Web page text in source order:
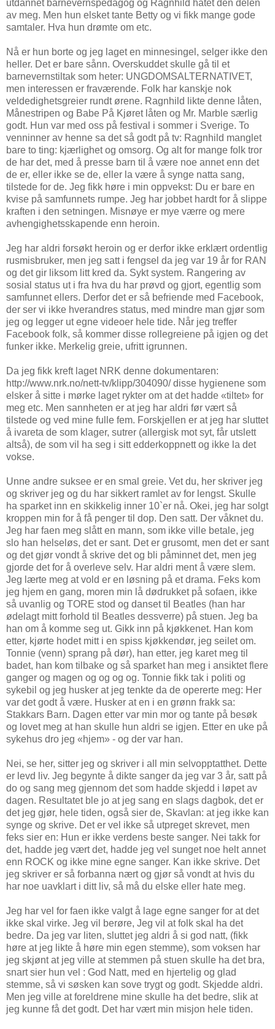
utdannet barnevernspedagog og Ragnhild hatet den delen
av meg. Men hun elsket tante Betty og vi fikk mange gode
samtaler. Hva hun drømte om etc.
Nå er hun borte og jeg laget en minnesingel, selger ikke den
heller. Det er bare sånn. Overskuddet skulle gå til et
barnevernstiltak som heter: UNGDOMSALTERNATIVET,
men interessen er fraværende. Folk har kanskje nok
veldedighetsgreier rundt ørene. Ragnhild likte denne låten,
Månestripen og Babe På Kjøret låten og Mr. Marble særlig
godt. Hun var med oss på festival i sommer i Sverige. To
venninner av henne sa det så godt på tv: Ragnhild manglet
bare to ting: kjærlighet og omsorg. Og alt for mange folk tror
de har det, med å presse barn til å være noe annet enn det
de er, eller ikke se de, eller la være å synge natta sang,
tilstede for de. Jeg fikk høre i min oppvekst: Du er bare en
kvise på samfunnets rumpe. Jeg har jobbet hardt for å slippe
kraften i den setningen. Misnøye er mye værre og mere
avhengighetsskapende enn heroin.
Jeg har aldri forsøkt heroin og er derfor ikke erklært ordentlig
rusmisbruker, men jeg satt i fengsel da jeg var 19 år for RAN
og det gir liksom litt kred da. Sykt system. Rangering av
sosial status ut i fra hva du har prøvd og gjort, egentlig som
samfunnet ellers. Derfor det er så befriende med Facebook,
der ser vi ikke hverandres status, med mindre man gjør som
jeg og legger ut egne videoer hele tide. Når jeg treffer
Facebook folk, så kommer disse rollegreiene på igjen og det
funker ikke. Merkelig greie, ufritt igrunnen.
Da jeg fikk kreft laget NRK denne dokumentaren:
http://www.nrk.no/nett-tv/klipp/304090/ disse hygienene som
elsker å sitte i mørke laget rykter om at det hadde «tiltet» for
meg etc. Men sannheten er at jeg har aldri før vært så
tilstede og ved mine fulle fem. Forskjellen er at jeg har sluttet
å ivareta de som klager, sutrer (allergisk mot syt, får utslett
altså), de som vil ha seg i sitt edderkoppnett og ikke la det
vokse.
Unne andre suksee er en smal greie. Vet du, her skriver jeg
og skriver jeg og du har sikkert ramlet av for lengst. Skulle
ha sparket inn en skikkelig inner 10`er nå. Okei, jeg har solgt
kroppen min for å få penger til dop. Den satt. Der våknet du.
Jeg har faen meg slått en mann, som ikke ville betale, jeg
slo han helseløs, det er sant. Det er grusomt, men det er sant
og det gjør vondt å skrive det og bli påminnet det, men jeg
gjorde det for å overleve selv. Har aldri ment å være slem.
Jeg lærte meg at vold er en løsning på et drama. Feks kom
jeg hjem en gang, moren min lå dødrukket på sofaen, ikke
så uvanlig og TORE stod og danset til Beatles (han har
ødelagt mitt forhold til Beatles dessverre) på stuen. Jeg ba
han om å komme seg ut. Gikk inn på kjøkkenet. Han kom
etter, kjørte hodet mitt i en spiss kjøkkendør, jeg seilet om.
Tonnie (venn) sprang på dør), han etter, jeg karet meg til
badet, han kom tilbake og så sparket han meg i ansiktet flere
ganger og magen og og og og. Tonnie fikk tak i politi og
sykebil og jeg husker at jeg tenkte da de opererte meg: Her
var det godt å være. Husker at en i en grønn frakk sa:
Stakkars Barn. Dagen etter var min mor og tante på besøk
og lovet meg at han skulle hun aldri se igjen. Etter en uke på
sykehus dro jeg «hjem» - og der var han.
Nei, se her, sitter jeg og skriver i all min selvopptatthet. Dette
er levd liv. Jeg begynte å dikte sanger da jeg var 3 år, satt på
do og sang meg gjennom det som hadde skjedd i løpet av
dagen. Resultatet ble jo at jeg sang en slags dagbok, det er
det jeg gjør, hele tiden, også sier de, Skavlan: at jeg ikke kan
synge og skrive. Det er vel ikke så utpreget skrevet, men
feks sier en: Hun er ikke verdens beste sanger. Nei takk for
det, hadde jeg vært det, hadde jeg vel sunget noe helt annet
enn ROCK og ikke mine egne sanger. Kan ikke skrive. Det
jeg skriver er så forbanna nært og gjør så vondt at hvis du
har noe uavklart i ditt liv, så må du elske eller hate meg.
Jeg har vel for faen ikke valgt å lage egne sanger for at det
ikke skal virke. Jeg vil berøre, Jeg vil at folk skal ha det
bedre. Da jeg var liten, sluttet jeg aldri å si god natt, (fikk
høre at jeg likte å høre min egen stemme), som voksen har
jeg skjønt at jeg ville at stemmen på stuen skulle ha det bra,
snart sier hun vel : God Natt, med en hjertelig og glad
stemme, så vi søsken kan sove trygt og godt. Skjedde aldri.
Men jeg ville at foreldrene mine skulle ha det bedre, slik at
jeg kunne få det godt. Det har vært min misjon hele tiden.